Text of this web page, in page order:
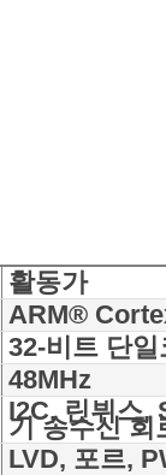
활동가
ARM®
32-비트 단일
48MHz
I2C, 린뷔스,
기 송수신 회
LVD, 포르,